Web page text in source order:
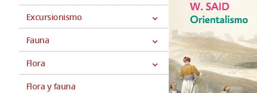
Excursionismo
Fauna
Flora
Flora y fauna